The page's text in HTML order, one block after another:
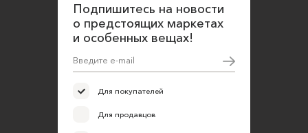
Подпишитесь на новости
о предстоящих маркетах
и особенных вещах!
Для покупателей
Для продавцов